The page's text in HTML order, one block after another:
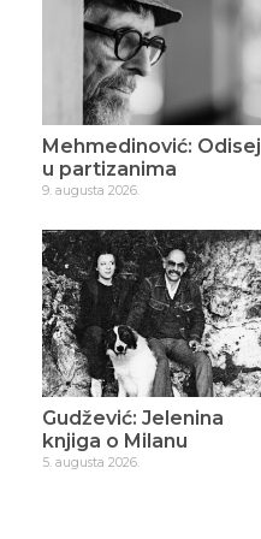
Mehmedinović: Odisej
u partizanima
9. augusta 2026.
Gudžević: Jelenina
knjiga o Milanu
5. augusta 2026.